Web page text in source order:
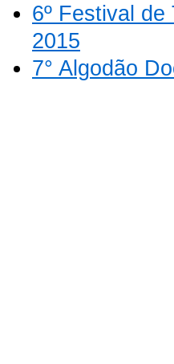
6º Festival
2015
7° Algodão